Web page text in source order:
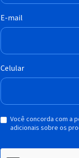
E-mail
Celular
Você concorda com a
adicionais sobre os